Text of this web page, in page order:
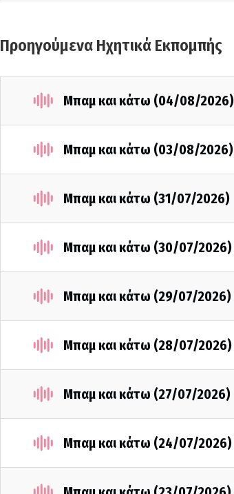
Προηγούμενα Ηχητικά Εκπομπής
Μπαμ και κάτω (04/08/2026)
Μπαμ και κάτω (03/08/2026)
Μπαμ και κάτω (31/07/2026)
Μπαμ και κάτω (30/07/2026)
Μπαμ και κάτω (29/07/2026)
Μπαμ και κάτω (28/07/2026)
Μπαμ και κάτω (27/07/2026)
Μπαμ και κάτω (24/07/2026)